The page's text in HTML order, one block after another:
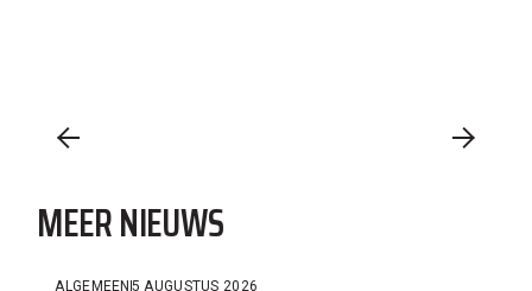
MEER NIEUWS
ALGEMEEN5 AUGUSTUS 2026